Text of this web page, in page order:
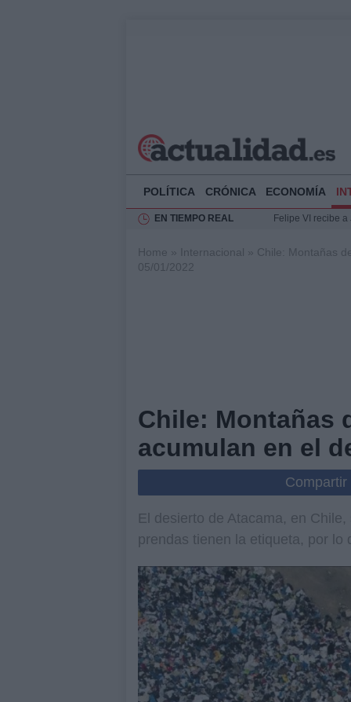
POLÍTICA CRÓNICA ECONOMÍA
EN TIEMPO REAL
Felipe VI recibe
Impacto
Home » Internacional » Chile: Montañas
05/01/2022
Chile: Montañas
acumulan en el
El desierto de Atacama, en
prendas tienen la etiqueta, por lo